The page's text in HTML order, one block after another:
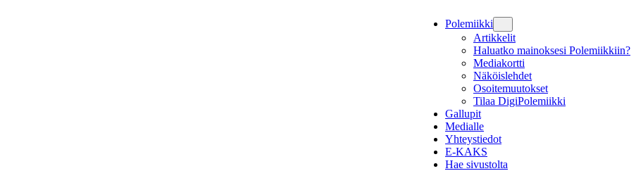
Polemiikki
Artikkelit
Haluatko mainoksesi Polemiikkiin?
Mediakortti
Näköislehdet
Osoitemuutokset
Tilaa DigiPolemiikki
Gallupit
Medialle
Yhteystiedot
E-KAKS
Hae sivustolta